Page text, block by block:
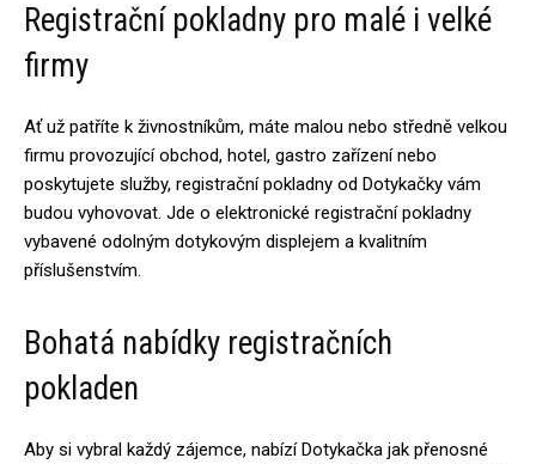
Registrační pokladny pro malé i velké
firmy
Ať už patříte k živnostníkům, máte malou nebo středně velkou
firmu provozující obchod, hotel, gastro zařízení nebo
poskytujete služby, registrační pokladny od Dotykačky vám
budou vyhovovat. Jde o elektronické registrační pokladny
vybavené odolným dotykovým displejem a kvalitním
příslušenstvím.
Bohatá nabídky registračních
pokladen
Aby si vybral každý zájemce, nabízí Dotykačka jak přenosné